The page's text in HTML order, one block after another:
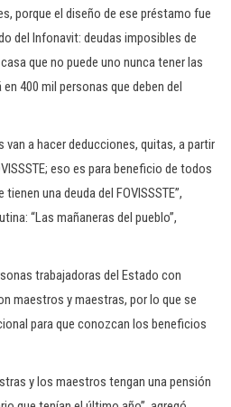
porque el diseño de ese préstamo fue
del Infonavit: deudas imposibles de
que no puede uno nunca tener las
400 mil personas que deben del
van a hacer deducciones, quitas, a partir
eso es para beneficio de todos
una deuda del FOVISSSTE”,
“Las mañaneras del pueblo”,
trabajadoras del Estado con
maestros y maestras, por lo que se
para que conozcan los beneficios
y los maestros tengan una pensión